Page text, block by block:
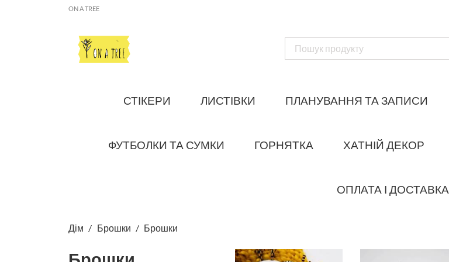
ON A TREE
СТІКЕРИ ЛИСТІВКИ ПЛАНУВАННЯ ТА ЗАПИСИ
ФУТБОЛКИ ТА СУМКИ ГОРНЯТКА ХАТНІЙ ДЕКОР
ОПЛАТА І ДОСТАВКА
Дім Брошки Брошки